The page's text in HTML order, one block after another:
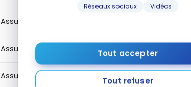
Réseaux sociaux
Vidéos
Tout accepter
Tout refuser
Assurance médicale de voyage jusqu'à 64 ans
Assurance médicale de voyage 65+
Assurance annulation de voyage